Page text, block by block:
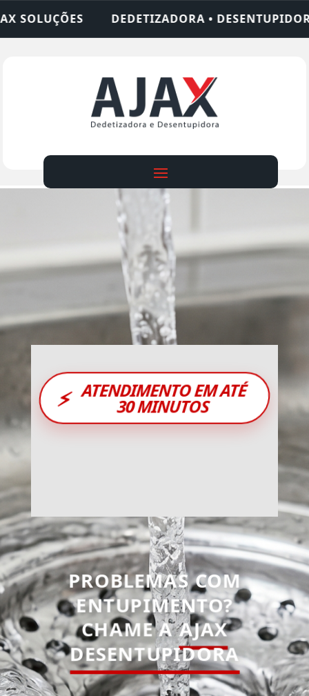
• DESENTUPIDORA • LIMPEZA DE FOSSA
⚡ ATENDIMENTO EM ATÉ
30 MINUTOS
PROBLEMAS COM
ENTUPIMENTO?
CHAME AAJAX
DESENTUPIDORA